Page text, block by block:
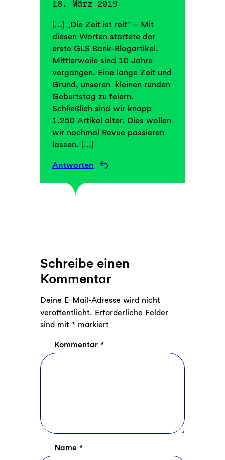
18. März 2019
[…] „Die Zeit ist reif“ – Mit
diesen Worten startete der
erste GLS Bank-Blogartikel.
Mittlerweile sind 10 Jahre
vergangen. Eine lange Zeit und
Grund, unseren kleinen runden
Geburtstag zu feiern.
Schließlich sind wir knapp
1.250 Artikel älter. Dies wollen
wir nochmal Revue passieren
lassen. […]
Antworten
Schreibe einen
Kommentar
Deine E-Mail-Adresse wird nicht
veröffentlicht. Erforderliche Felder
sind mit *markiert
Kommentar *
Name *